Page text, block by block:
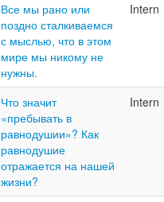
Все мы рано или
поздно сталкиваемся
с мыслью, что в этом
мире мы никому не
нужны.
Intern
Что значит
«пребывать в
равнодушии»? Как
равнодушие
отражается на нашей
жизни?
Intern